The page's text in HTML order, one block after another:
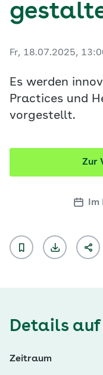
Fr, 18.07.2025,
Es werden
Practices und
vorgestellt.
Zur
Details auf
Zeitraum